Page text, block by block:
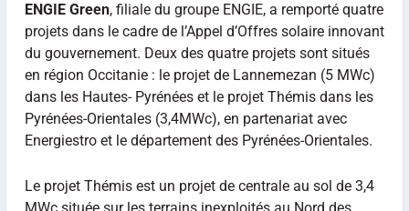
ENGIE Green, filiale du groupe ENGIE, a remporté quatre
projets dans le cadre de l’Appel d’Offres solaire innovant
du gouvernement. Deux des quatre projets sont situés
en région Occitanie : le projet de Lannemezan (5 MWc)
dans les Hautes- Pyrénées et le projet Thémis dans les
Pyrénées-Orientales (3,4MWc), en partenariat avec
Energiestro et le département des Pyrénées-Orientales.
Le projet Thémis est un projet de centrale au sol de 3,4
MWc située sur les terrains inexploités au Nord des